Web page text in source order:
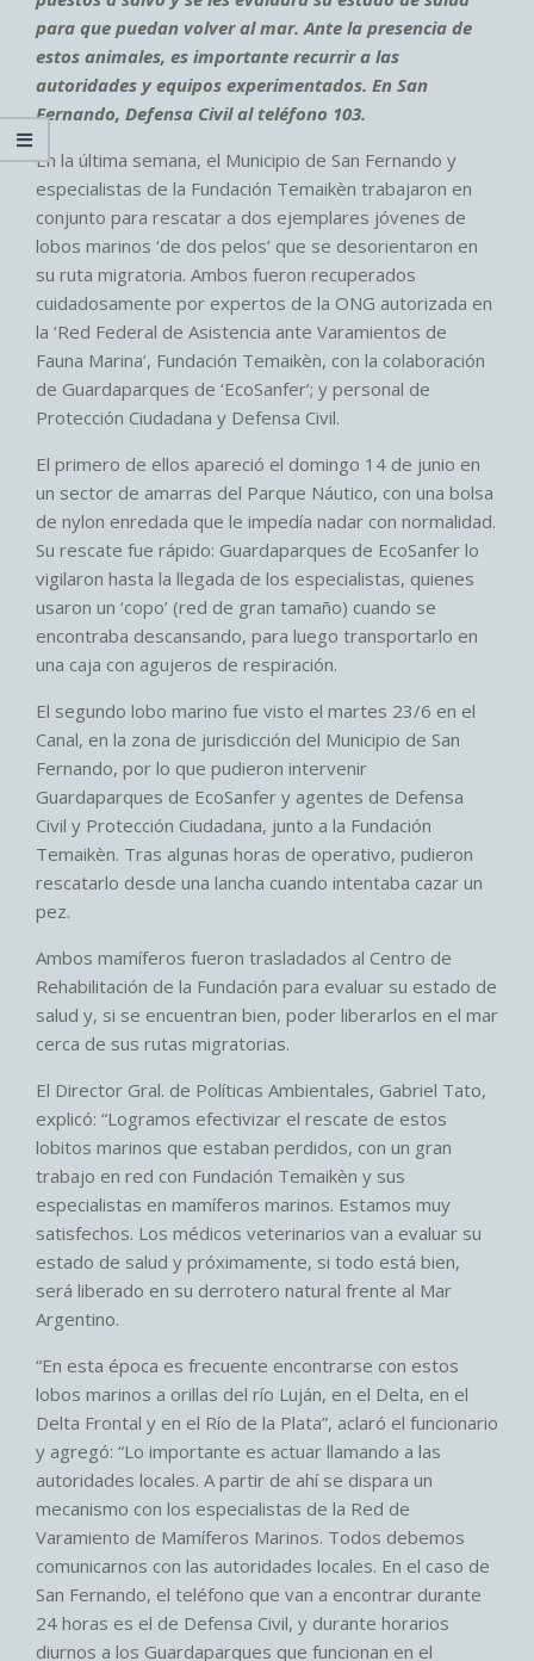
para que puedan volver al mar. Ante la presencia de
estos animales, es importante recurrir a las
autoridades y equipos experimentados. En San
Fernando, Defensa Civil al teléfono 103.
En la última semana, el Municipio de San Fernando y
especialistas de la Fundación Temaikèn trabajaron en
conjunto para rescatar a dos ejemplares jóvenes de
lobos marinos ‘de dos pelos’ que se desorientaron en
su ruta migratoria. Ambos fueron recuperados
cuidadosamente por expertos de la ONG autorizada en
la ‘Red Federal de Asistencia ante Varamientos de
Fauna Marina’, Fundación Temaikèn, con la colaboración
de Guardaparques de ‘EcoSanfer’; y personal de
Protección Ciudadana y Defensa Civil.
El primero de ellos apareció el domingo 14 de junio en
un sector de amarras del Parque Náutico, con una bolsa
de nylon enredada que le impedía nadar con normalidad.
Su rescate fue rápido: Guardaparques de EcoSanfer lo
vigilaron hasta la llegada de los especialistas, quienes
usaron un ‘copo’ (red de gran tamaño) cuando se
encontraba descansando, para luego transportarlo en
una caja con agujeros de respiración.
El segundo lobo marino fue visto el martes 23/6 en el
Canal, en la zona de jurisdicción del Municipio de San
Fernando, por lo que pudieron intervenir
Guardaparques de EcoSanfer y agentes de Defensa
Civil y Protección Ciudadana, junto a la Fundación
Temaikèn. Tras algunas horas de operativo, pudieron
rescatarlo desde una lancha cuando intentaba cazar un
pez.
Ambos mamíferos fueron trasladados al Centro de
Rehabilitación de la Fundación para evaluar su estado de
salud y, si se encuentran bien, poder liberarlos en el mar
cerca de sus rutas migratorias.
El Director Gral. de Políticas Ambientales, Gabriel Tato,
explicó: “Logramos efectivizar el rescate de estos
lobitos marinos que estaban perdidos, con un gran
trabajo en red con Fundación Temaikèn y sus
especialistas en mamíferos marinos. Estamos muy
satisfechos. Los médicos veterinarios van a evaluar su
estado de salud y próximamente, si todo está bien,
será liberado en su derrotero natural frente al Mar
Argentino.
“En esta época es frecuente encontrarse con estos
lobos marinos a orillas del río Luján, en el Delta, en el
Delta Frontal y en el Río de la Plata”, aclaró el funcionario
y agregó: “Lo importante es actuar llamando a las
autoridades locales. A partir de ahí se dispara un
mecanismo con los especialistas de la Red de
Varamiento de Mamíferos Marinos. Todos debemos
comunicarnos con las autoridades locales. En el caso de
San Fernando, el teléfono que van a encontrar durante
24 horas es el de Defensa Civil, y durante horarios
diurnos a los Guardaparques que funcionan en el